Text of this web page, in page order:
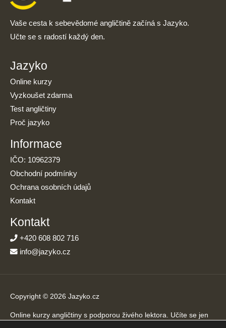
Vaše cesta k sebevědomé angličtině začíná s Jazyko.
Učte se s radostí každý den.
Jazyko
Online kurzy
Vyzkoušet zdarma
Test angličtiny
Proč jazyko
Informace
IČO: 10962379
Obchodní podmínky
Ochrana osobních údajů
Kontakt
Kontakt
+420 608 802 716
info@jazyko.cz
Copyright © 2026 Jazyko.cz
Online kurzy angličtiny s podporou živého lektora. Učíte se jen